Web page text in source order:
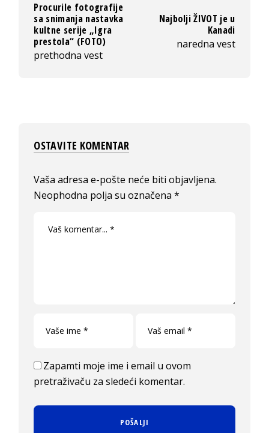
Procurile fotografije
sa snimanja nastavka
kultne serije „Igra
prestola“ (FOTO)
prethodna vest
Najbolji ŽIVOT je u
Kanadi
naredna vest
OSTAVITE KOMENTAR
Vaša adresa e-pošte neće biti objavljena.
Neophodna polja su označena*
Zapamti moje ime i email u ovom
pretraživaču za sledeći komentar.